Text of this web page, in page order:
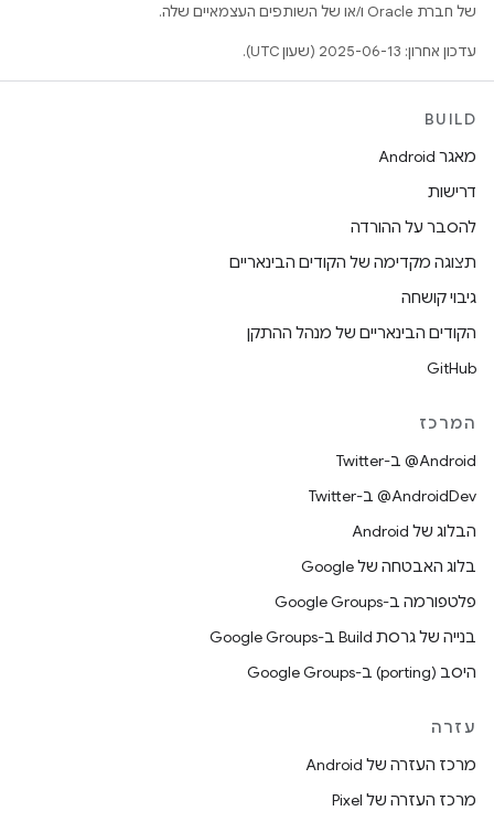
של חברת Oracle ו/או של השותפים העצמאיים שלה.
עדכון אחרון: 2025-06-13 (שעון UTC).
BUILD
מאגר Android
דרישות
להסבר על ההורדה
תצוגה מקדימה של הקודים הבינאריים
גיבוי קושחה
הקודים הבינאריים של מנהל ההתקן
GitHub
המרכז
‎@Android ב-Twitter
‎@AndroidDev ב-Twitter
הבלוג של Android
בלוג האבטחה של Google
פלטפורמה ב-Google Groups
בנייה של גרסת Build ב-Google Groups
היסב (porting) ב-Google Groups
עזרה
מרכז העזרה של Android
מרכז העזרה של Pixel